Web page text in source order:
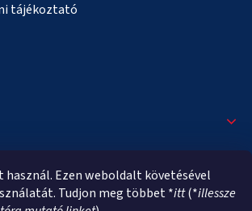
használ. Ezen weboldalt követésével
Tudjon meg többet *itt(*illessze
tájékoztató